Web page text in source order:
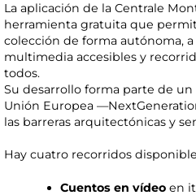
La aplicación de la Centrale
herramienta gratuita que
colección de forma autónoma,
multimedia accesibles y
todos.
Su desarrollo forma parte de
Unión Europea
las barreras arquitectónicas y
Hay cuatro recorridos
Cuentos en vídeoen